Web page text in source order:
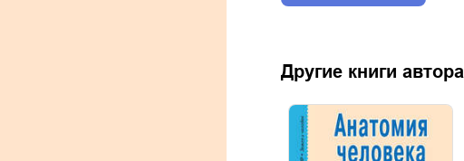
Другие книги автора